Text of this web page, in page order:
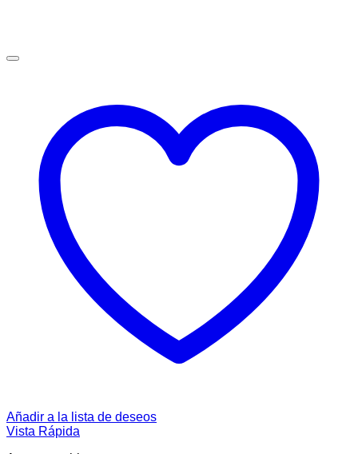
Añadir a la lista de deseos
Vista Rápida